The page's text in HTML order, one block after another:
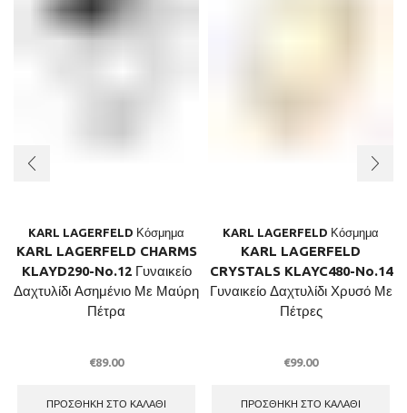
KARL LAGERFELD Κόσμημα
KARL LAGERFELD CHARMS
KLAYD290-No.12 Γυναικείο
Δαχτυλίδι Ασημένιο Με Μαύρη
Πέτρα
€89.00
ΠΡΟΣΘΉΚΗ ΣΤΟ ΚΑΛΆΘΙ
KARL LAGERFELD Κόσμημα
KARL LAGERFELD
CRYSTALS KLAYC480-No.14
Γυναικείο Δαχτυλίδι Χρυσό Με
Πέτρες
€99.00
ΠΡΟΣΘΉΚΗ ΣΤΟ ΚΑΛΆΘΙ